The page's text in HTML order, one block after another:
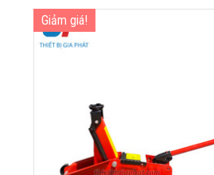
Giảm giá!